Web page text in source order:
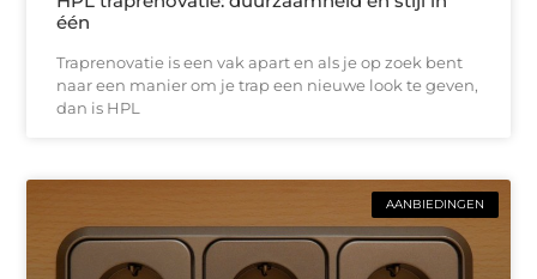
één
Traprenovatie is een vak apart en als je op zoek bent
naar een manier om je trap een nieuwe look te geven,
dan is HPL
AANBIEDINGEN